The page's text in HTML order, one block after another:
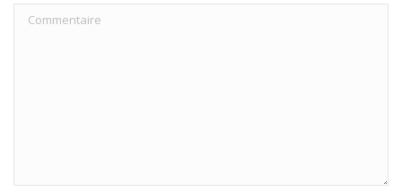
Commentaire